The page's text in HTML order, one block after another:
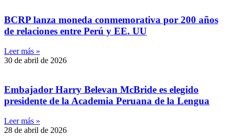
BCRP lanza moneda conmemorativa por 200 años
de relaciones entre Perú y EE. UU
Leer más »
30 de abril de 2026
Embajador Harry Belevan McBride es elegido
presidente de la Academia Peruana de la Lengua
Leer más »
28 de abril de 2026